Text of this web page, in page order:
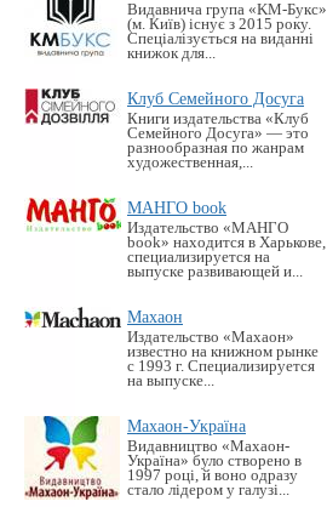
Видавнича група «KM-Букс»
(м. Київ) існує з 2015 року.
Спеціалізується на виданні
книжок для...
Клуб Семейного Досуга
Книги издательства «Клуб
Семейного Досуга» — это
разнообразная по жанрам
художественная,...
МАНГО book
Издательство «MАНГО
book» находится в Харькове,
специализируется на
выпуске развивающей и...
Махаон
Издательство «Махаон»
известно на книжном рынке
с 1993 г. Специализируется
на выпуске...
Махаон-Україна
Видавництво «Махаон-
Україна» було створено в
1997 році, й воно одразу
стало лідером у галузі...